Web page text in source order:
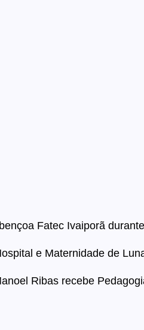
Fatec Ivaiporã
e Maternidade de
Ribas recebe